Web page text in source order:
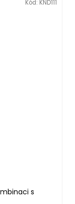
s
Kód: KND111